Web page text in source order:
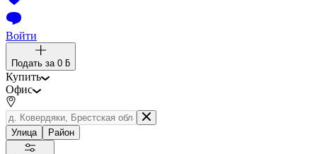
Войти
Подать за 0 ƃ
Купить
Офис
Улица Район